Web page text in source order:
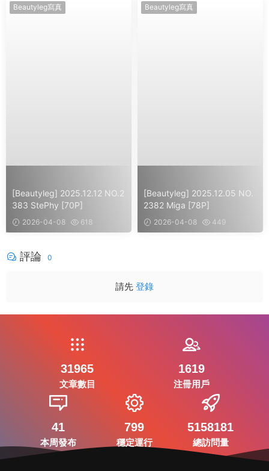
Beautyleg寫真
[Beautyleg] 2025.12.12 NO.2
383 StePhy [70P]
2026-04-08 618
Beautyleg寫真
[Beautyleg] 2025.12.05 NO.
2382 Miga [78P]
2026-04-08 449
評論 0
請先 登錄
31965
文章數目
1619
注冊用戶
41
本周發布
799
穩定運行
5158181
總訪問量